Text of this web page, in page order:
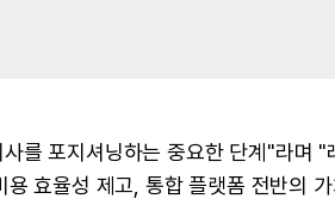
를 포지셔닝하는 중요한 단계"라며 "
효율성 제고, 통합 플랫폼 전반의